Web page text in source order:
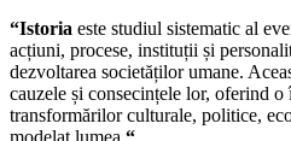
“Istoria este studiul sistematic al
acțiuni, procese, instituții și
dezvoltarea societăților umane.
cauzele și consecințele lor, oferind
transformărilor culturale, politice,